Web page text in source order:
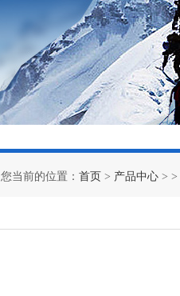
您当前的位置： 首页 > 产品中心 > >